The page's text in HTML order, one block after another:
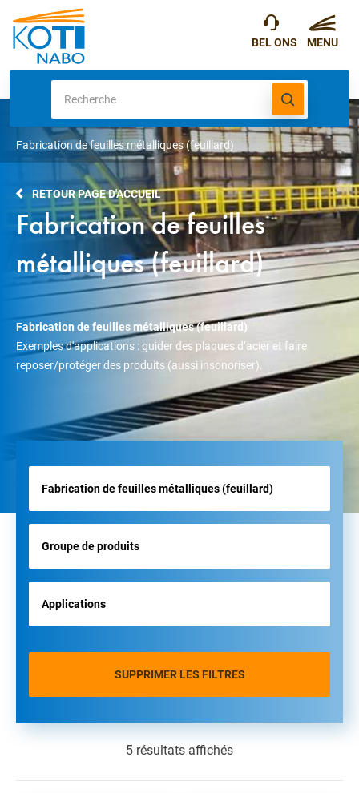
Fabrication de feuilles métalliques (feuillard)
RETOUR PAGE D'ACCUEIL
Fabrication de feuilles
métalliques (feuillard)
Fabrication de feuilles métalliques (feuillard)
Exemples d'applications : guider des plaques d’acier et faire
reposer/protéger des produits (aussi insonoriser).
SUPPRIMER LES FILTRES
5 résultats affichés